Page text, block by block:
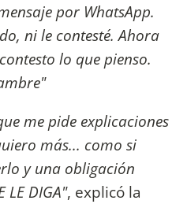
por WhatsApp.
ni le contesté. Ahora
lo que pienso.
me pide explicaciones
más... como si
y una obligación
LE DIGA", explicó la